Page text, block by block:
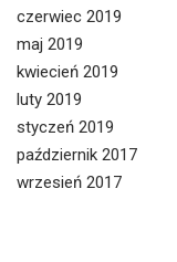
czerwiec 2019
maj 2019
kwiecień 2019
luty 2019
styczeń 2019
październik 2017
wrzesień 2017